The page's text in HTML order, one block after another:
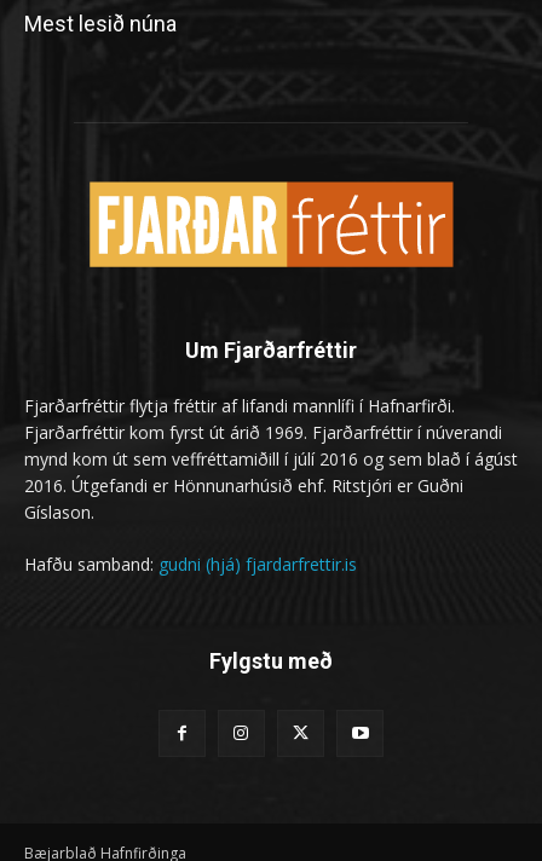
Mest lesið núna
Um Fjarðarfréttir
Fjarðarfréttir flytja fréttir af lifandi mannlífi í Hafnarfirði.
Fjarðarfréttir kom fyrst út árið 1969. Fjarðarfréttir í núverandi
mynd kom út sem veffréttamiðill í júlí 2016 og sem blað í ágúst
2016. Útgefandi er Hönnunarhúsið ehf. Ritstjóri er Guðni
Gíslason.
Hafðu samband: gudni (hjá) fjardarfrettir.is
Fylgstu með
Bæjarblað Hafnfirðinga